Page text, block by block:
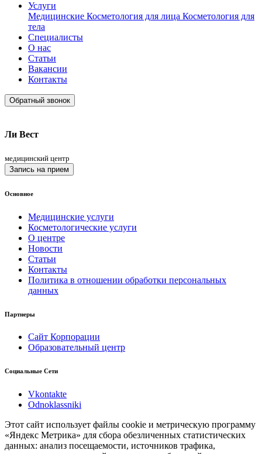
Услуги
Медицинские Косметология для лица Косметология для
тела
Специалисты
О нас
Статьи
Вакансии
Контакты
Обратный звонок
Ли Вест
медицинский центр
Запись на прием
Основное
Медицинские услуги
Косметологические услуги
О центре
Новости
Статьи
Контакты
Политика в отношении обработки персональных
данных
Партнеры
Сайт Корпорации
Образовательный центр
Социальные Сети
Vkontakte
Odnoklassniki
Этот сайт использует файлы cookie и метрическую программу
«Яндекс Метрика» для сбора обезличенных статистических
данных: анализ посещаемости, источников трафика,